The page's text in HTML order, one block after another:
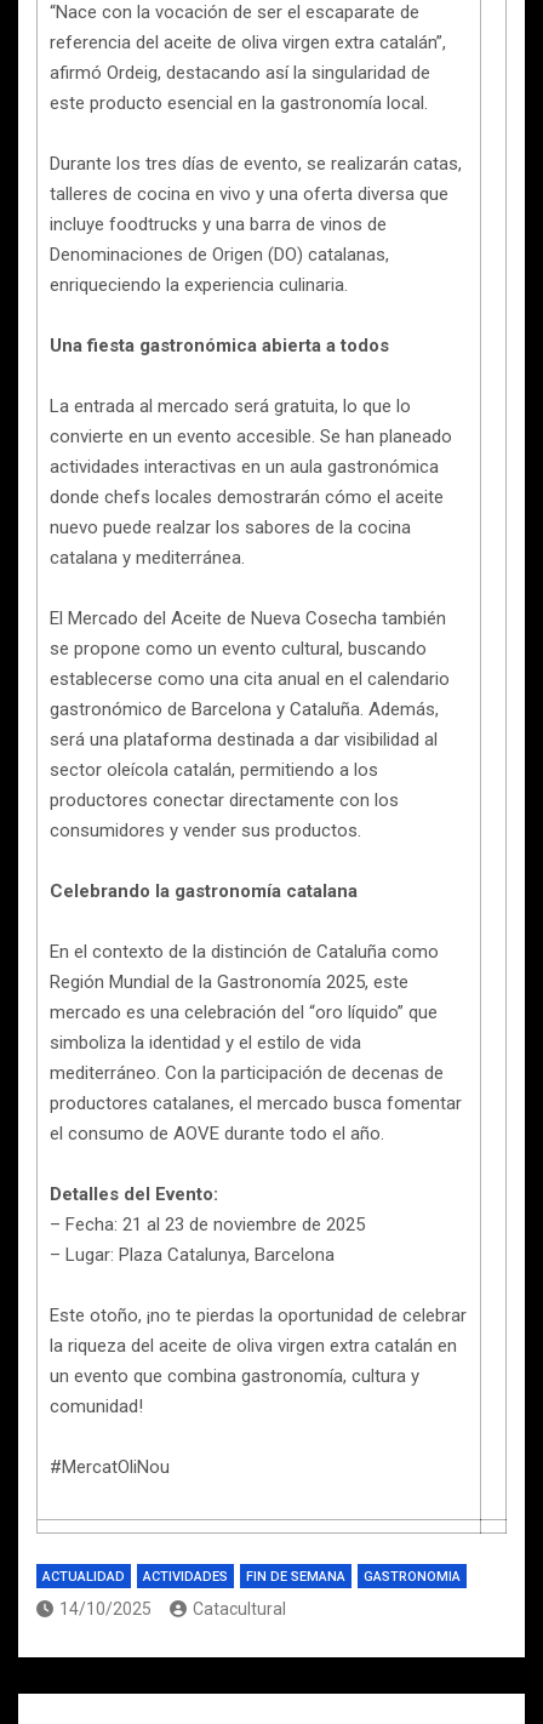
“Nace con la vocación de ser el escaparate de
referencia del aceite de oliva virgen extra catalán”,
afirmó Ordeig, destacando así la singularidad de
este producto esencial en la gastronomía local.
Durante los tres días de evento, se realizarán catas,
talleres de cocina en vivo y una oferta diversa que
incluye foodtrucks y una barra de vinos de
Denominaciones de Origen (DO) catalanas,
enriqueciendo la experiencia culinaria.
Una fiesta gastronómica abierta a todos
La entrada al mercado será gratuita, lo que lo
convierte en un evento accesible. Se han planeado
actividades interactivas en un aula gastronómica
donde chefs locales demostrarán cómo el aceite
nuevo puede realzar los sabores de la cocina
catalana y mediterránea.
El Mercado del Aceite de Nueva Cosecha también
se propone como un evento cultural, buscando
establecerse como una cita anual en el calendario
gastronómico de Barcelona y Cataluña. Además,
será una plataforma destinada a dar visibilidad al
sector oleícola catalán, permitiendo a los
productores conectar directamente con los
consumidores y vender sus productos.
Celebrando la gastronomía catalana
En el contexto de la distinción de Cataluña como
Región Mundial de la Gastronomía 2025, este
mercado es una celebración del “oro líquido” que
simboliza la identidad y el estilo de vida
mediterráneo. Con la participación de decenas de
productores catalanes, el mercado busca fomentar
el consumo de AOVE durante todo el año.
Detalles del Evento:
– Fecha: 21 al 23 de noviembre de 2025
– Lugar: Plaza Catalunya, Barcelona
Este otoño, ¡no te pierdas la oportunidad de celebrar
la riqueza del aceite de oliva virgen extra catalán en
un evento que combina gastronomía, cultura y
comunidad!
#MercatOliNou
ACTUALIDAD ACTIVIDADES FIN DE SEMANA GASTRONOMIA
14/10/2025 Catacultural